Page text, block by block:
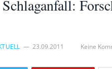
23.09.2011 Keine